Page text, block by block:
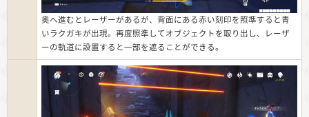
奥へ進むとレーザーがあるが、背面にある赤い刻印を照準すると青
いラクガキが出現。再度照準してオブジェクトを取り出し、レーザ
ーの軌道に設置すると一部を遮ることができる。